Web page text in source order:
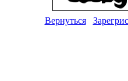
Вернуться